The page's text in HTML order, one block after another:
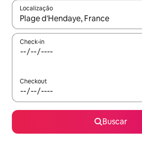
Localização
Quando os resultados estiverem
Check-in
Checkout
Buscar